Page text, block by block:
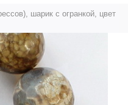
шарик с огранкой, цвет